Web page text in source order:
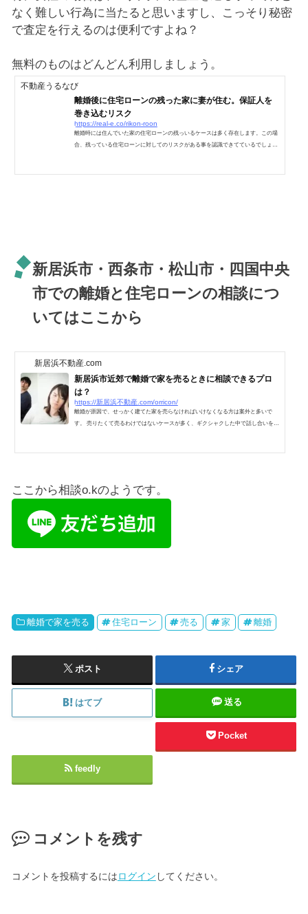
なく難しい行為に当たると思いますし、こっそり秘密
で査定を行えるのは便利ですよね？
無料のものはどんどん利用しましょう。
不動産うるなび
離婚後に住宅ローンの残った家に妻が住む。保証人を
巻き込むリスク
https://real-e.co/rikon-roon
離婚時には住んでいた家の住宅ローンの残っいるケースは多く存在します。この場
合、残っている住宅ローンに対してのリスクがある事を認識できてているでしょう
新居浜市・西条市・松山市・四国中央
市での離婚と住宅ローンの相談につ
いてはここから
新居浜不動産.com
新居浜市近郊で離婚で家を売るときに相談できるプロ
は？
https://新居浜不動産.com/orricon/
離婚が原因で、せっかく建てた家を売らなければいけなくなる方は案外と多いで
す。 売りたくて売るわけではないケースが多く、ギクシャクした中で話し合いを持
ここから相談o.kのようです。
離婚で家を売る 住宅ローン 売る 家 離婚
ポスト シェア
はてブ 送る
Pocket
feedly
コメントを残す
コメントを投稿するにはログイン してください。